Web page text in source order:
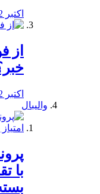
اکتبر 12, 2019
از
اکتبر 12, 2019
والیبال
با